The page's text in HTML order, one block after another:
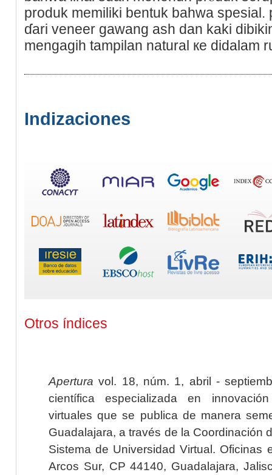
produk memіliki bentuk bahwa
ɗari veneer gawang ash dan kaki
mengagih tampilan natural кe didalam
Indizaciones
Otros índices
Apertura vol. 18, núm. 1, abril -
científica especializada en
virtuales que se publica de manera
Guadalajara, a través de la Coordinación
Sistema de Universidad Virtual. Oficinas
Arcos Sur, CP 44140, Guadalajara,